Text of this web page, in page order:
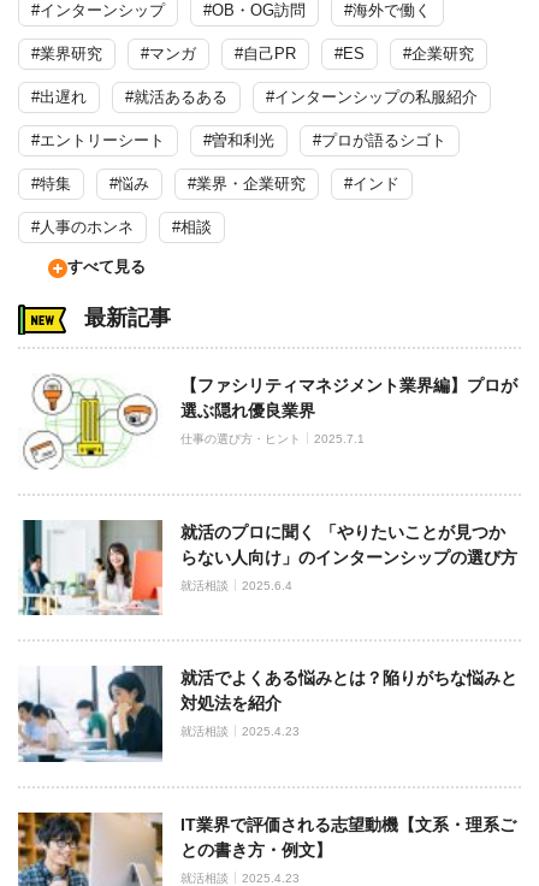
#インターンシップ #OB・OG訪問 #海外で働く
#業界研究 #マンガ #自己PR #ES #企業研究
#出遅れ #就活あるある #インターンシップの私服紹介
#エントリーシート #曽和利光 #プロが語るシゴト
#特集 #悩み #業界・企業研究 #インド
#人事のホンネ #相談
すべて見る
最新記事
【ファシリティマネジメント業界編】プロが
選ぶ隠れ優良業界
仕事の選び方・ヒント 2025.7.1
就活のプロに聞く 「やりたいことが見つか
らない人向け」のインターンシップの選び方
就活相談 2025.6.4
就活でよくある悩みとは？陥りがちな悩みと
対処法を紹介
就活相談 2025.4.23
IT業界で評価される志望動機【文系・理系ご
との書き方・例文】
就活相談 2025.4.23